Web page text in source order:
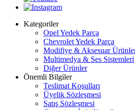
Kategoriler
Opel Yedek Parça
Chevrolet Yedek Parça
Modifiye & Aksesuar
Multimedya & Ses Sistemleri
Diğer Ürünler
Önemli Bilgiler
Teslimat Koşulları
Üyelik Sözleşmesi
Satış Sözleşmesi